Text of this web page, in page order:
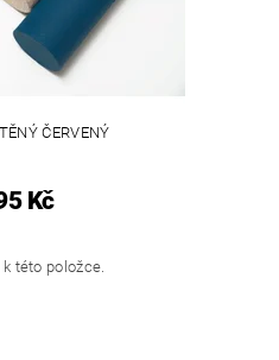
ČERVENÝ
Kč
této položce.